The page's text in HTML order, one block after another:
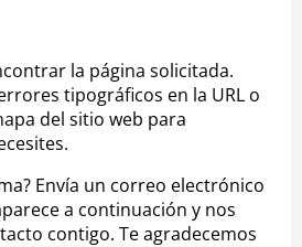
la página solicitada.
tipográficos en la URL o
del sitio web para
Envía un correo electrónico
a continuación y nos
contigo. Te agradecemos